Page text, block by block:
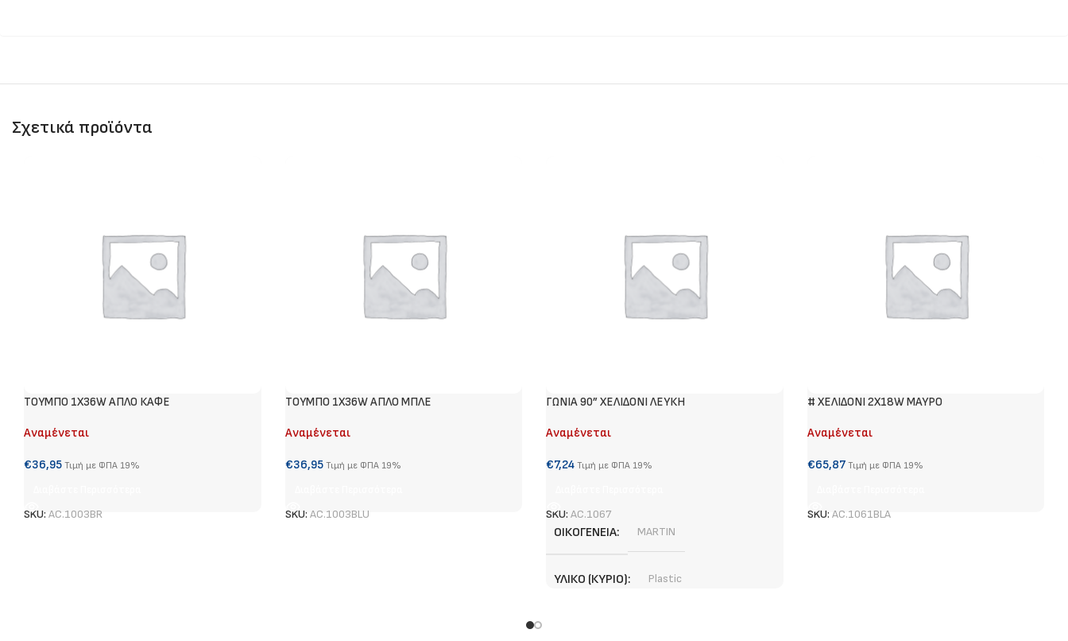
Σχετικά προϊόντα
ΤΟΥΜΠΟ 1Χ36W ΑΠΛΟ ΚΑΦΕ
Αναμένεται
€36,95 Τιμή με ΦΠΑ 19%
SKU: AC.1003BR
ΤΟΥΜΠΟ 1Χ36W ΑΠΛΟ ΜΠΛΕ
Αναμένεται
€36,95 Τιμή με ΦΠΑ 19%
SKU: AC.1003BLU
ΓΩΝΙΑ 90” XEΛΙΔΟΝΙ ΛΕΥΚΗ
Αναμένεται
€7,24 Τιμή με ΦΠΑ 19%
SKU: AC.1067
ΟΙΚΟΓΈΝΕΙΑ MARTIN
ΥΛΙΚΌ (ΚΎΡΙΟ) Plastic
# ΧΕΛΙΔΟΝΙ 2Χ18W ΜΑΥΡΟ
Αναμένεται
€65,87 Τιμή με ΦΠΑ 19%
SKU: AC.1061BLA